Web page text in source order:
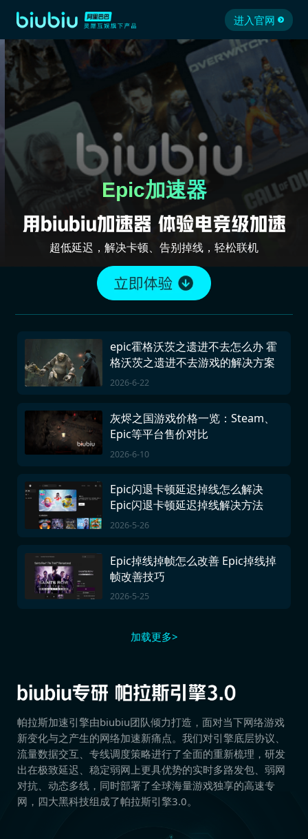
进入官网
Epic加速器
超低延迟，解决卡顿、告别掉线，轻松联机
epic霍格沃茨之遗进不去怎么办 霍
格沃茨之遗进不去游戏的解决方案
2026-6-22
灰烬之国游戏价格一览：Steam、
Epic等平台售价对比
2026-6-10
Epic闪退卡顿延迟掉线怎么解决
Epic闪退卡顿延迟掉线解决方法
2026-5-26
Epic掉线掉帧怎么改善 Epic掉线掉
帧改善技巧
2026-5-25
加载更多>
帕拉斯加速引擎由biubiu团队倾力打造，面对当下网络游戏
新变化与之产生的网络加速新痛点。我们对引擎底层协议、
流量数据交互、专线调度策略进行了全面的重新梳理，研发
出在极致延迟、稳定弱网上更具优势的实时多路发包、弱网
对抗、动态多线，同时部署了全球海量游戏独享的高速专
网，四大黑科技组成了帕拉斯引擎3.0。